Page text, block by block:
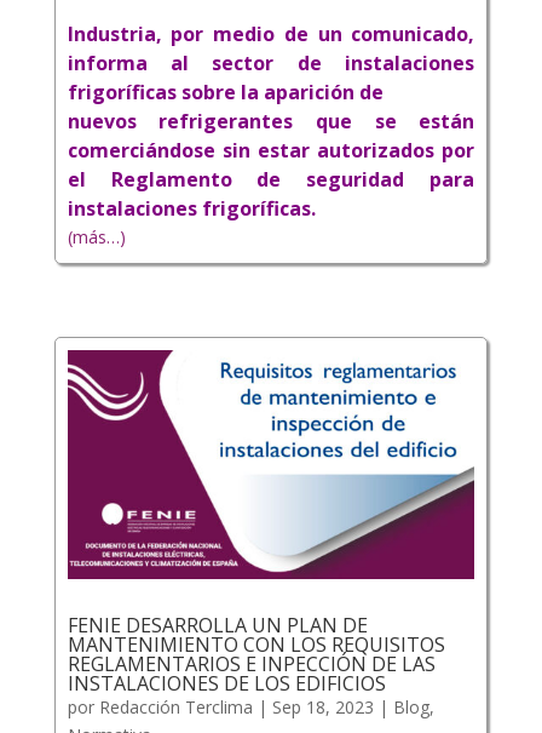
Industria, por medio de un comunicado,
informa al sector de instalaciones
frigoríficas sobre la aparición de
nuevos refrigerantes que se están
comerciándose sin estar autorizados por
el Reglamento de seguridad para
instalaciones frigoríficas.
(más…)
FENIE DESARROLLA UN PLAN DE
MANTENIMIENTO CON LOS REQUISITOS
REGLAMENTARIOS E INPECCIÓN DE LAS
INSTALACIONES DE LOS EDIFICIOS
por Redacción Terclima | Sep 18, 2023 | Blog,